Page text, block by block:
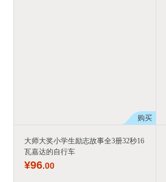
购买
大师大奖小学生励志故事全3册32秒16
瓦嘉达的自行车
¥96.00